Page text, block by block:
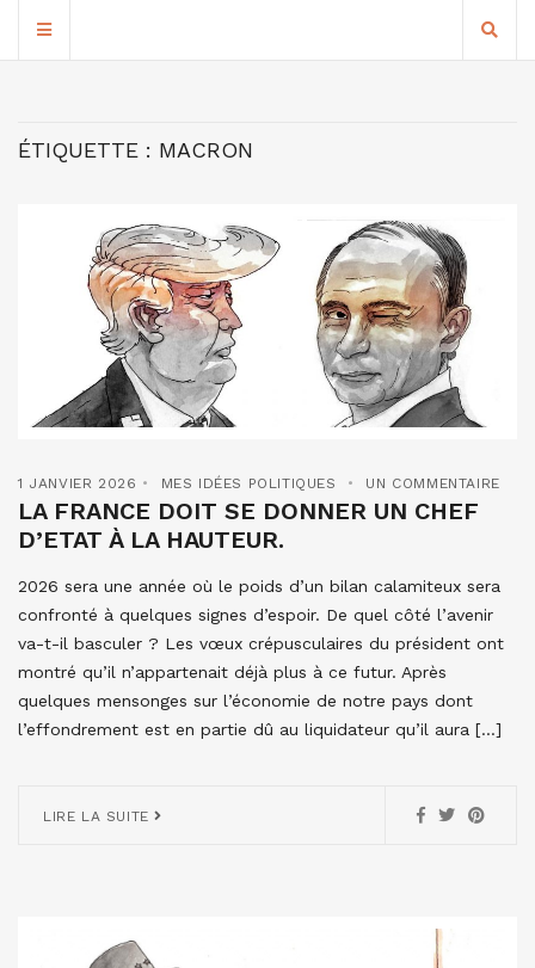
ÉTIQUETTE : MACRON
1 JANVIER 2026 MES IDÉES POLITIQUES UN COMMENTAIRE
LA FRANCE DOIT SE DONNER UN CHEF
D’ETAT À LA HAUTEUR.
2026 sera une année où le poids d’un bilan calamiteux sera
confronté à quelques signes d’espoir. De quel côté l’avenir
va-t-il basculer ? Les vœux crépusculaires du président ont
montré qu’il n’appartenait déjà plus à ce futur. Après
quelques mensonges sur l’économie de notre pays dont
l’effondrement est en partie dû au liquidateur qu’il aura […]
LIRE LA SUITE